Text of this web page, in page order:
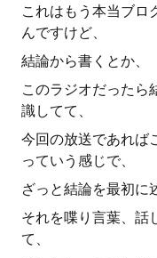
これはもう本当ブロ
んですけど、
結論から書くとか、
このラジオだったら
識してて、
今回の放送であれば
っていう感じで、
ざっと結論を最初に
それを喋り言葉、話
て、